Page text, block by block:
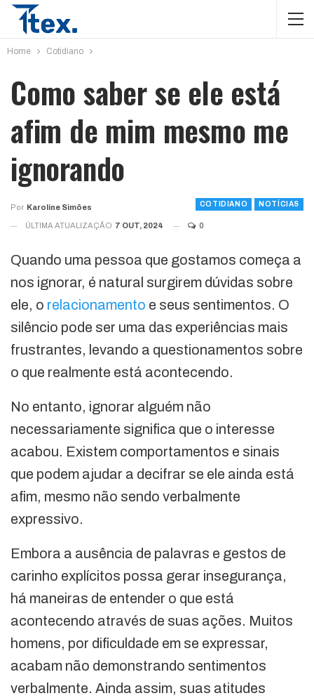
Home Cotidiano
Como saber se ele está
afim de mim mesmo me
ignorando
COTIDIANO NOTÍCIAS
Por Karoline Simões
ÚLTIMA ATUALIZAÇÃO 7 OUT, 2024 0
Quando uma pessoa que gostamos começa a
nos ignorar, é natural surgirem dúvidas sobre
ele, o relacionamento e seus sentimentos. O
silêncio pode ser uma das experiências mais
frustrantes, levando a questionamentos sobre
o que realmente está acontecendo.
No entanto, ignorar alguém não
necessariamente significa que o interesse
acabou. Existem comportamentos e sinais
que podem ajudar a decifrar se ele ainda está
afim, mesmo não sendo verbalmente
expressivo.
Embora a ausência de palavras e gestos de
carinho explícitos possa gerar insegurança,
há maneiras de entender o que está
acontecendo através de suas ações. Muitos
homens, por dificuldade em se expressar,
acabam não demonstrando sentimentos
verbalmente. Ainda assim, suas atitudes